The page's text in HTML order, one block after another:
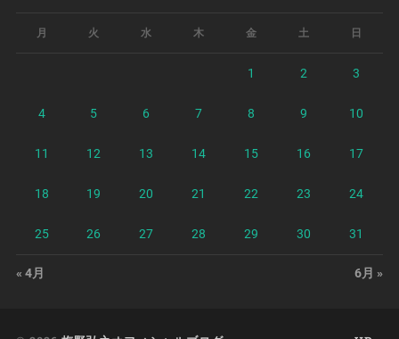
月 火 水 木 金 土 日
1 2 3
4 5 6 7 8 9 10
11 12 13 14 15 16 17
18 19 20 21 22 23 24
25 26 27 28 29 30 31
« 4月 6月 »